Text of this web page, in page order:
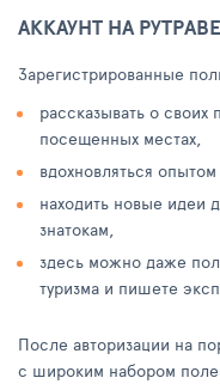
АККАУНТ НА
Зарегистрированные
рассказывать о своих
посещенных местах,
вдохновляться опытом
находить новые идеи
знатокам,
здесь можно даже
туризма и пишете
После авторизации на
с широким набором